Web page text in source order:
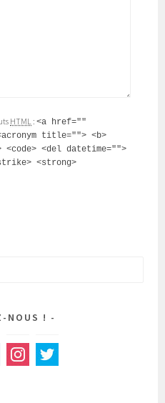
HTML :<a href=""
title=""> <b>
<del datetime="">
<strong>
NOUS !